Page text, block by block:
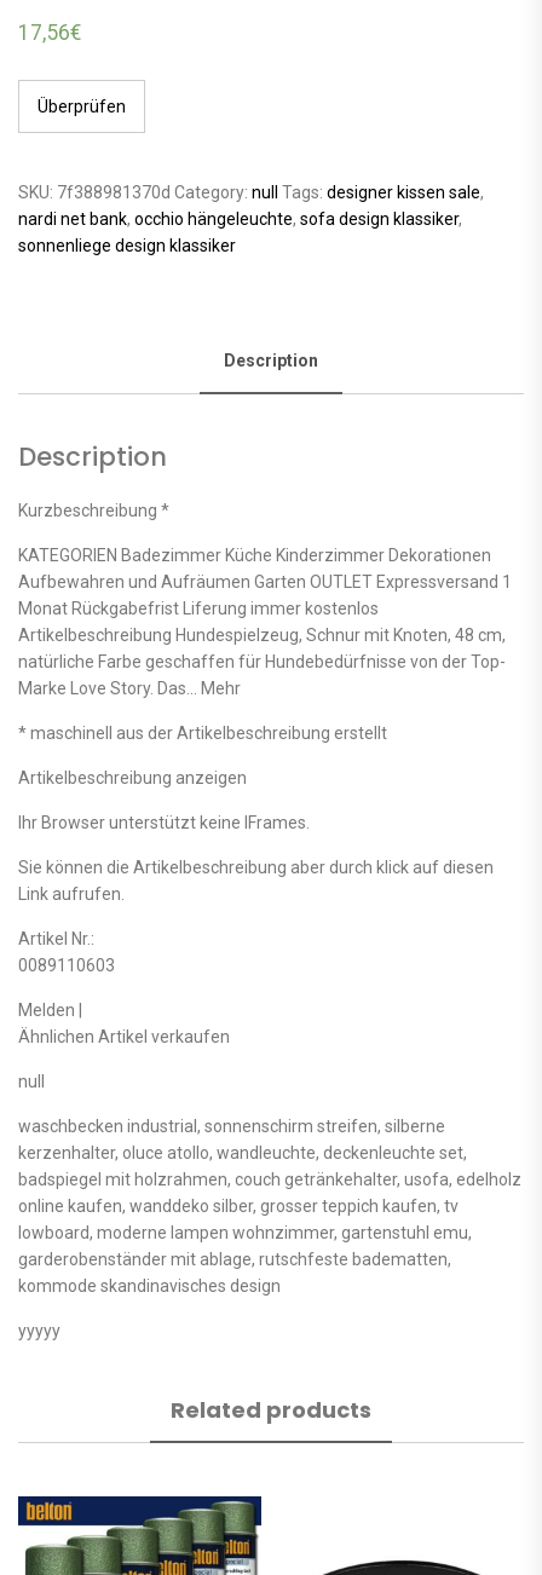
17,56€
Überprüfen
SKU: 7f388981370d Category: null Tags: designer kissen sale,
nardi net bank, occhio hängeleuchte, sofa design klassiker,
sonnenliege design klassiker
Description
Description
Kurzbeschreibung *
KATEGORIEN Badezimmer Küche Kinderzimmer Dekorationen
Aufbewahren und Aufräumen Garten OUTLET Expressversand 1
Monat Rückgabefrist Liferung immer kostenlos
Artikelbeschreibung Hundespielzeug, Schnur mit Knoten, 48 cm,
natürliche Farbe geschaffen für Hundebedürfnisse von der Top-
Marke Love Story. Das… Mehr
* maschinell aus der Artikelbeschreibung erstellt
Artikelbeschreibung anzeigen
Ihr Browser unterstützt keine IFrames.
Sie können die Artikelbeschreibung aber durch klick auf diesen
Link aufrufen.
Artikel Nr.:
0089110603
Melden |
Ähnlichen Artikel verkaufen
null
waschbecken industrial, sonnenschirm streifen, silberne
kerzenhalter, oluce atollo, wandleuchte, deckenleuchte set,
badspiegel mit holzrahmen, couch getränkehalter, usofa, edelholz
online kaufen, wanddeko silber, grosser teppich kaufen, tv
lowboard, moderne lampen wohnzimmer, gartenstuhl emu,
garderobenständer mit ablage, rutschfeste badematten,
kommode skandinavisches design
yyyyy
Related products